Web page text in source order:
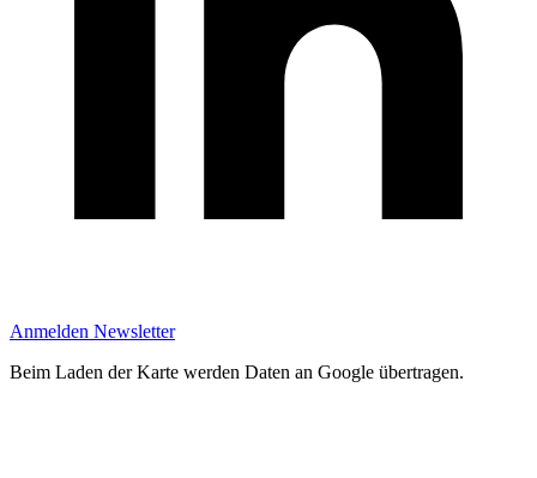
Anmelden Newsletter
Beim Laden der Karte werden Daten an Google übertragen.